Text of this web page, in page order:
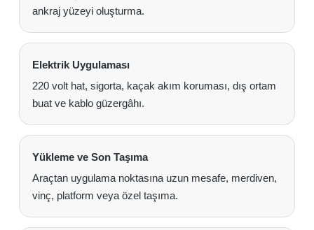
ankraj yüzeyi oluşturma.
Elektrik Uygulaması
220 volt hat, sigorta, kaçak akım koruması, dış ortam
buat ve kablo güzergâhı.
Yükleme ve Son Taşıma
Araçtan uygulama noktasına uzun mesafe, merdiven,
vinç, platform veya özel taşıma.